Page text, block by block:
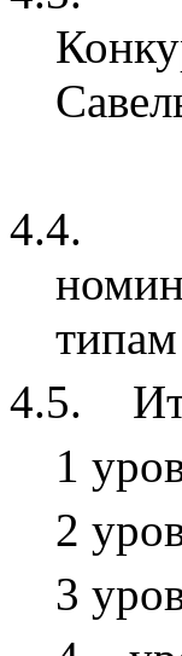
4.4.
4.5.
1
2
3